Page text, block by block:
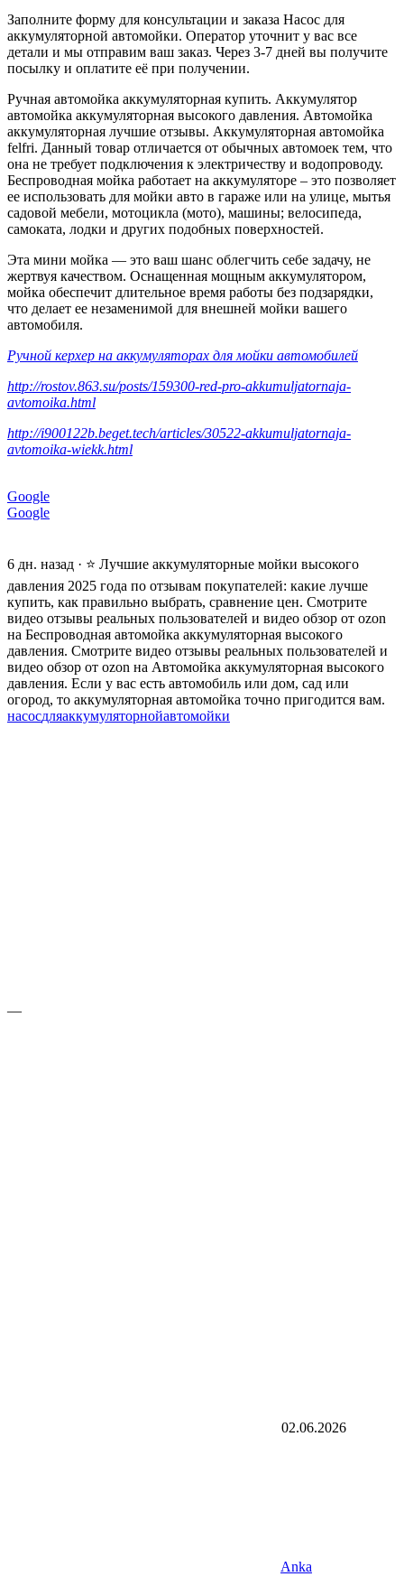
Заполните форму для консультации и заказа Насос для
аккумуляторной автомойки. Оператор уточнит у вас все
детали и мы отправим ваш заказ. Через 3-7 дней вы получите
посылку и оплатите её при получении.
Ручная автомойка аккумуляторная купить. Аккумулятор
автомойка аккумуляторная высокого давления. Автомойка
аккумуляторная лучшие отзывы. Аккумуляторная автомойка
felfri. Данный товар отличается от обычных автомоек тем, что
она не требует подключения к электричеству и водопроводу.
Беспроводная мойка работает на аккумуляторе – это позволяет
ее использовать для мойки авто в гараже или на улице, мытья
садовой мебели, мотоцикла (мото), машины; велосипеда,
самоката, лодки и других подобных поверхностей.
Эта мини мойка — это ваш шанс облегчить себе задачу, не
жертвуя качеством. Оснащенная мощным аккумулятором,
мойка обеспечит длительное время работы без подзарядки,
что делает ее незаменимой для внешней мойки вашего
автомобиля.
Ручной керхер на аккумуляторах для мойки автомобилей
http://rostov.863.su/posts/159300-red-pro-akkumuljatornaja-
avtomoika.html
http://i900122b.beget.tech/articles/30522-akkumuljatornaja-
avtomoika-wiekk.html
Google
Google
6 дн. назад · ⭐ Лучшие аккумуляторные мойки высокого
давления 2025 года по отзывам покупателей: какие лучше
купить, как правильно выбрать, сравнение цен. Смотрите
видео отзывы реальных пользователей и видео обзор от ozon
на Беспроводная автомойка аккумуляторная высокого
давления. Смотрите видео отзывы реальных пользователей и
видео обзор от ozon на Автомойка аккумуляторная высокого
давления. Если у вас есть автомобиль или дом, сад или
огород, то аккумуляторная автомойка точно пригодится вам.
насосдляаккумуляторнойавтомойки
—
02.06.2026
Anka